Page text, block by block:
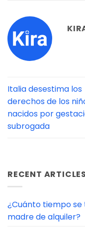
Italia desestima los
derechos de los
nacidos por
subrogada
RECENT
¿Cuánto tiempo
madre de alquiler?